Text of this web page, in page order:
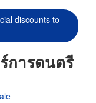
discounts to
การดนตรี